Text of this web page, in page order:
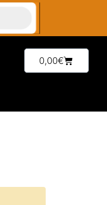
0,00€